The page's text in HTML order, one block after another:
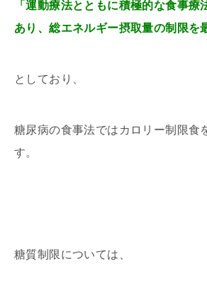
「運動療法とともに積極的な食事療
あり、総エネルギー摂取量の制限を
としており、
糖尿病の食事法ではカロリー制限食
す。
糖質制限については、